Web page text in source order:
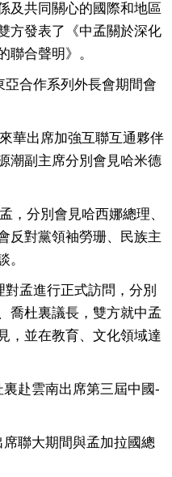
及共同關心的國際和地區
方發表了《中孟關於深化
聯合聲明》。
合作系列外長會期間會
出席加強互聯互通夥伴
潮副主席分別會見哈米德
分別會見哈西娜總理、
反對黨領袖勞珊、民族主
。
孟進行正式訪問，分別
喬杜裏議長，雙方就中孟
，並在教育、文化領域達
赴雲南出席第三屆中國-
聯大期間與孟加拉國總